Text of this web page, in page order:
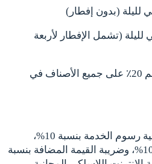
لليلة (تشمل الإفطار لأربعة
كما ستحصل على خصم 20٪ على جميع الأصناف في
تشمل الأسعار الترويجية رسوم الخدمة بنسبة 10%،
ورسوم البلدية بنسبة 10%، وضريبة القيمة المضافة بنسبة